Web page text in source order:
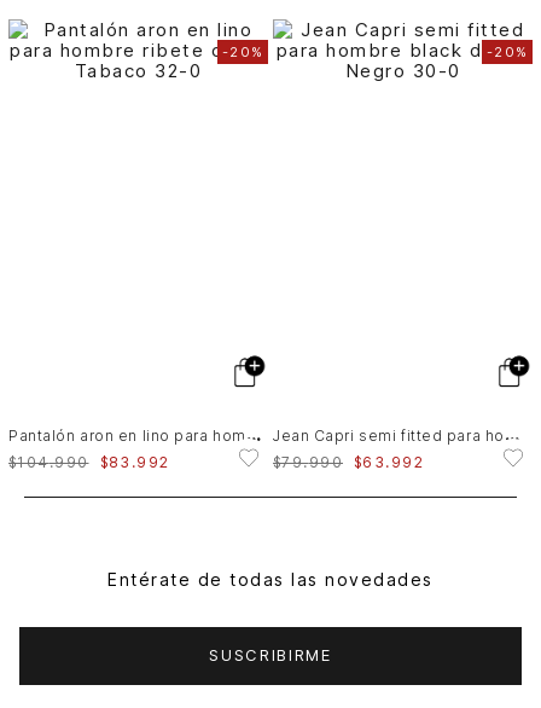
-20%
P
antalón aron en lino para hombre ribete cuero
$104.990 $83 .992
-20%
J
ean Capri semi fitted para hombre black denim
$79.990 $63 . 992
Entérate de todas las novedades
SUSCRIBIRME